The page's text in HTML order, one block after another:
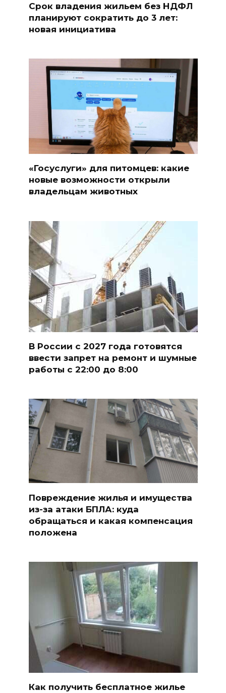
Срок владения жильем без НДФЛ
планируют сократить до 3 лет:
новая инициатива
«Госуслуги» для питомцев: какие
новые возможности открыли
владельцам животных
В России с 2027 года готовятся
ввести запрет на ремонт и шумные
работы с 22:00 до 8:00
Повреждение жилья и имущества
из-за атаки БПЛА: куда
обращаться и какая компенсация
положена
Как получить бесплатное жилье